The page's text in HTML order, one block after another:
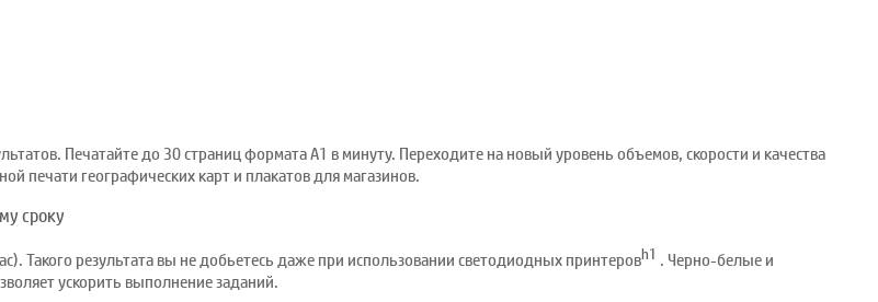
Печатайте до 30 страниц формата A1 в минуту. Переходите на новый уровень объемов, скорости и качества
печати географических карт и плакатов для магазинов.
сроку
Такого результата вы не добьетесь даже при использовании светодиодных принтеровh1 . Черно-белые и
ускорить выполнение заданий.